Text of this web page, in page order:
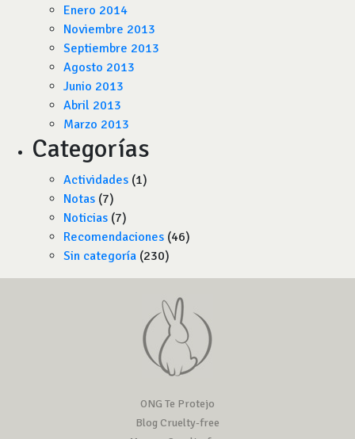
Enero 2014
Noviembre 2013
Septiembre 2013
Agosto 2013
Junio 2013
Abril 2013
Marzo 2013
Categorías
Actividades (1)
Notas (7)
Noticias (7)
Recomendaciones (46)
Sin categoría (230)
ONG Te Protejo
Blog Cruelty-free